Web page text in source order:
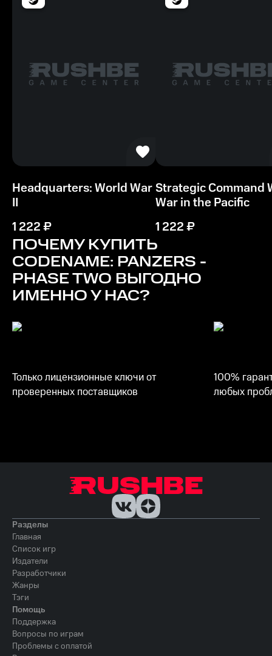
Видеокарта
256 МБ
Место на диске
4 ГБ
Headquarters: World War
II
1 222₽
Strategic Command
War in the Pacific
1 222₽
ПОЧЕМУ КУПИТЬ
CODENAME: PANZERS -
PHASE TWO ВЫГОДНО
ИМЕННО У НАС?
Только лицензионные ключи от
проверенных поставщиков
100%
любых
Разделы
Главная
Список игр
Издатели
Разработчики
Жанры
Тэги
Помощь
Поддержка
Вопросы по играм
Проблемы с оплатой